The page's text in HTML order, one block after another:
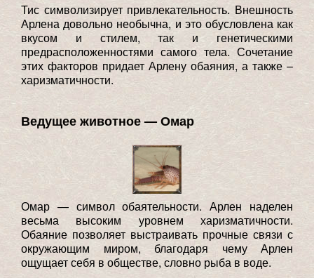
Тис символизирует привлекательность. Внешность
Арлена довольно необычна, и это обусловлена как
вкусом и стилем, так и генетическими
предрасположенностями самого тела. Сочетание
этих факторов придает Арлену обаяния, а также –
харизматичности.
Ведущее животное — Омар
Омар — символ обаятельности. Арлен наделен
весьма высоким уровнем харизматичности.
Обаяние позволяет выстраивать прочные связи с
окружающим миром, благодаря чему Арлен
ощущает себя в обществе, словно рыба в воде.